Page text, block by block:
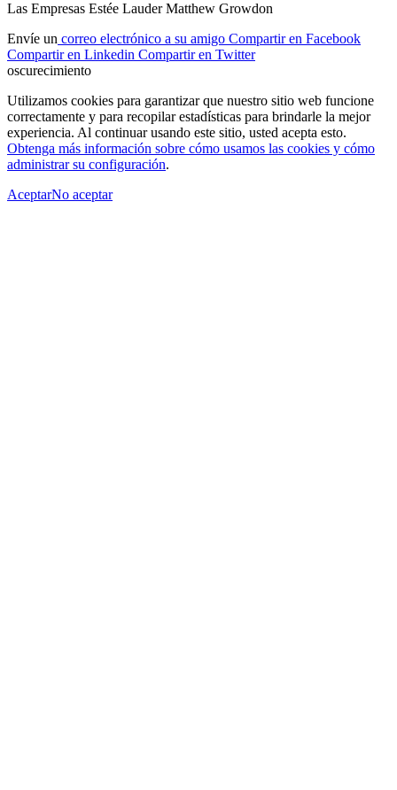
Las Empresas Estée Lauder Matthew Growdon
Envíe un correo electrónico a su amigo Compartir en Facebook
Compartir en Linkedin Compartir en Twitter
oscurecimiento
Utilizamos cookies para garantizar que nuestro sitio web funcione
correctamente y para recopilar estadísticas para brindarle la mejor
experiencia. Al continuar usando este sitio, usted acepta esto.
Obtenga más información sobre cómo usamos las cookies y cómo
administrar su configuración.
AceptarNo aceptar